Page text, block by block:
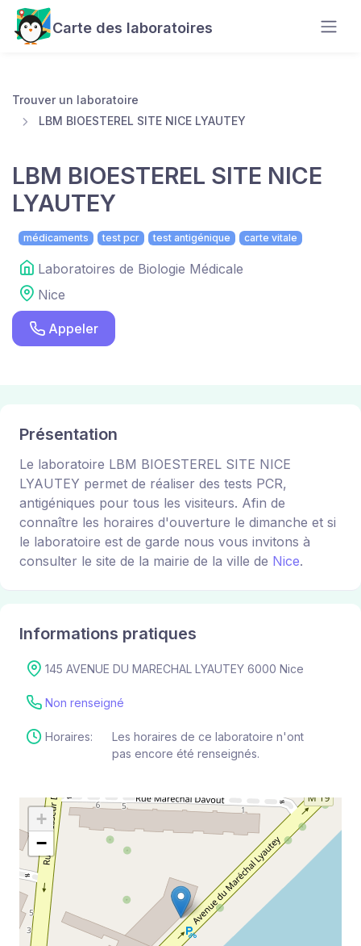
Carte des laboratoires
Trouver un laboratoire
LBM BIOESTEREL SITE NICE LYAUTEY
LBM BIOESTEREL SITE NICE
LYAUTEY
médicaments test pcr test antigénique carte vitale
Laboratoires de Biologie Médicale
Nice
Appeler
Présentation
Le laboratoire LBM BIOESTEREL SITE NICE
LYAUTEY permet de réaliser des tests PCR,
antigéniques pour tous les visiteurs. Afin de
connaître les horaires d'ouverture le dimanche et si
le laboratoire est de garde nous vous invitons à
consulter le site de la mairie de la ville de Nice.
Informations pratiques
145 AVENUE DU MARECHAL LYAUTEY 6000 Nice
Non renseigné
Horaires:
Les horaires de ce laboratoire n'ont
pas encore été renseignés.
+
−